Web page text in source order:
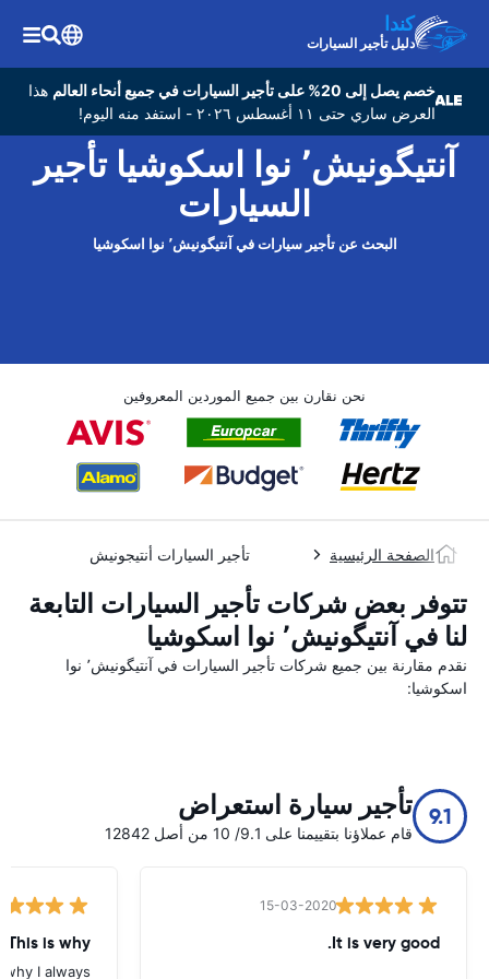
كندا
دليل تأجير السيارات
خصم يصل إلى 20% على تأجير السيارات في جميع أنحاء العالم
هذا
العرض ساري حتى ١١ أغسطس ٢٠٢٦ - استفد منه اليوم!
آنتیگونیش٬ نوا اسکوشیا تأجير
السيارات
البحث عن تأجير سيارات في آنتیگونیش٬ نوا اسکوشیا
نحن نقارن بين جميع الموردين المعروفين
الصفحة الرئيسية تأجير السيارات أنتيجونيش
تتوفر بعض شركات تأجير السيارات التابعة
لنا في آنتیگونیش٬ نوا اسکوشیا
نقدم مقارنة بين جميع شركات تأجير السيارات في آنتیگونیش٬ نوا
اسکوشیا:
9.1 تأجير سيارة استعراض
قام عملاؤنا بتقييمنا على 9.1/ 10 من أصل 12842
15-03-2020
It is very good.
This is why
I always